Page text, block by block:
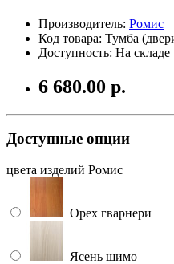
Производитель: Ромис
Код товара: Тумба
Доступность: На складе
6 680.00 р.
Доступные опции
цвета изделий Ромис
Орех гварнери
Ясень шимо